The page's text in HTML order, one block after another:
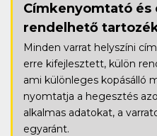
Címkenyomtató és
rendelhető
Minden varrat helyszíni
erre kifejlesztett, külön
ami különleges kopásálló
nyomtatja a hegesztés
alkalmas adatokat, a
egyaránt.